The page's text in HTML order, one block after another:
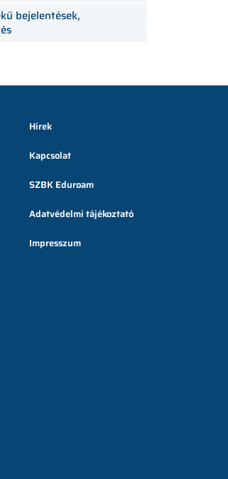
bejelentések,
Hírek
Kapcsolat
SZBK Eduroam
Adatvédelmi tájékoztató
Impresszum